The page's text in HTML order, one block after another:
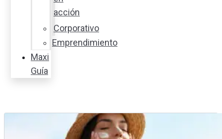
acción
Corporativo
Emprendimiento
Maxi
Guía